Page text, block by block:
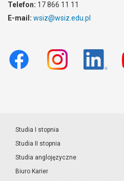
Telefon: 17 866 11 11
E-mail: wsiz@wsiz.edu.pl
Studia I stopnia
Studia II stopnia
Studia anglojęzyczne
Biuro Karier